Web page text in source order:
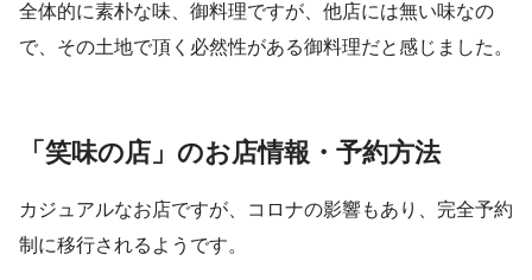
全体的に素朴な味、御料理ですが、他店には無い味なの
で、その土地で頂く必然性がある御料理だと感じました。
「笑味の店」のお店情報・予約方法
カジュアルなお店ですが、コロナの影響もあり、完全予約
制に移行されるようです。